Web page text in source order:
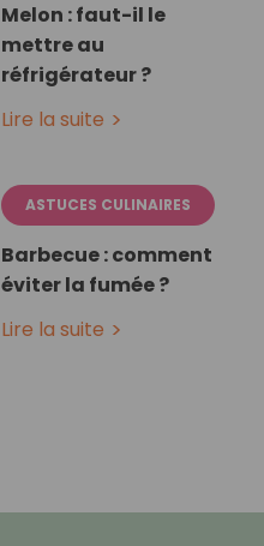
Melon : faut-il le
mettre au
réfrigérateur ?
Lire la suite
ASTUCES CULINAIRES
Barbecue : comment
éviter la fumée ?
Lire la suite